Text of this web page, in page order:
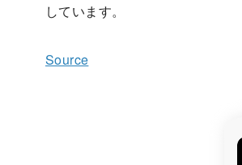
しています。
Source